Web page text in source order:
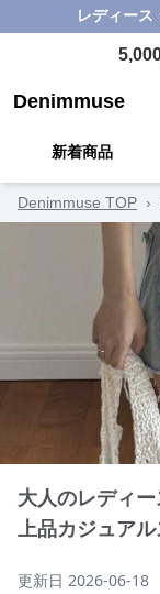
レディース
Denimmuse
新着商品
Denimmuse TOP ›
大人のレディ
上品カジュア
更新日 2026-06-18